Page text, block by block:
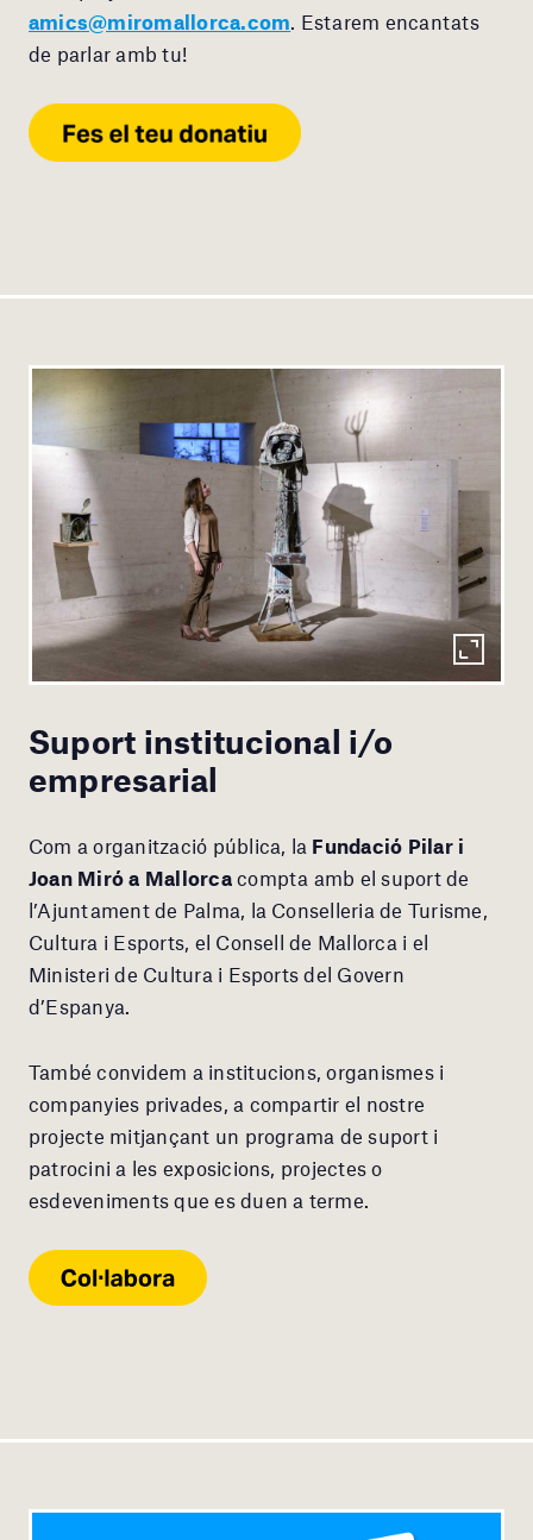
amics@miromallorca.com. Estarem encantats
de parlar amb tu!
Suport institucional i/o
empresarial
Com a organització pública, la Fundació Pilar i
Joan Miró a Mallorcacompta amb el suport de
l’Ajuntament de Palma, la Conselleria de Turisme,
Cultura i Esports, el Consell de Mallorca i el
Ministeri de Cultura i Esports del Govern
d’Espanya.
També convidem a institucions, organismes i
companyies privades, a compartir el nostre
projecte mitjançant un programa de suport i
patrocini a les exposicions, projectes o
esdeveniments que es duen a terme.